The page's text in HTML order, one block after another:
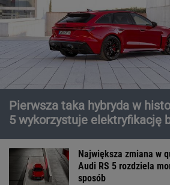
Pierwsza taka hybryda w
5 wykorzystuje elektryfikację
Największa zmiana w
Audi RS 5 rozdziela
sposób